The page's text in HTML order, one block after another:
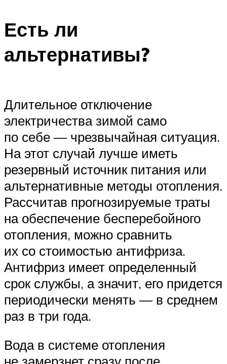
Есть ли
альтернативы?
Длительное отключение
электричества зимой само
по себе — чрезвычайная ситуация.
На этот случай лучше иметь
резервный источник питания или
альтернативные методы отопления.
Рассчитав прогнозируемые траты
на обеспечение бесперебойного
отопления, можно сравнить
их со стоимостью антифриза.
Антифриз имеет определенный
срок службы, а значит, его придется
периодически менять — в среднем
раз в три года.
Вода в системе отопления